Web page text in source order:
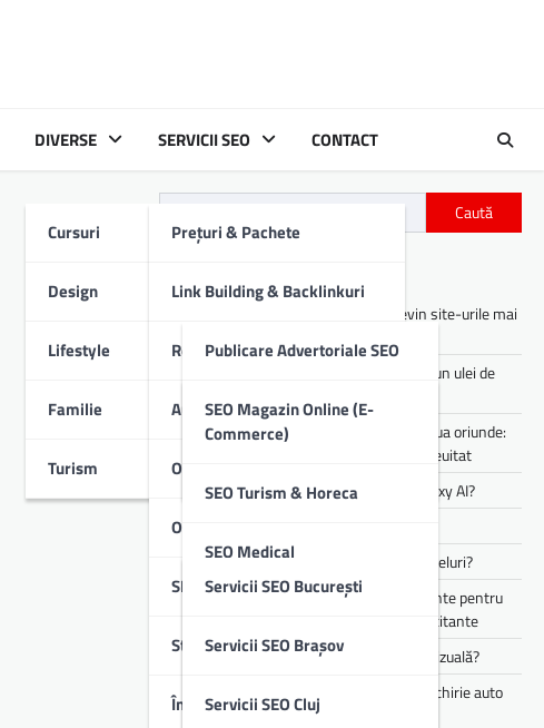
DIVERSE
Cursuri
Design
Lifestyle
Familie
Turism
SERVICII SEO
Prețuri & Pachete
Link Building & Backlinkuri
Redactare Conținut SEO
Publicare Advertoriale SEO
Comunicate De Presă
Audit SEO Tehnic
SEO Magazin Online (E-
Commerce)
SEO Turism & Horeca
SEO Medical
Optimizare SEO On-Page
Optimizare SEO Off-Page
SEO LocalServicii SEO București
Servicii SEO Brașov
Servicii SEO Cluj
Studii De Caz
Întrebări Frecvente (FAQ)
CONTACT
Caută
Asistenții digitali cu AI: cum devin site-urile mai
Cum îți afectează motorul mașinii un ulei de
Experiența de party pe care o poți lua oriunde:
sunet portabil pentru vibe-uri de neuitat
Cum lucrezi mai rapid folosind Galaxy AI?
Cum alegi căști pentru muncă și apeluri?
Te simți mereu obosit? Ce suplimente pentru
energie pot ajuta în perioadele solicitante
Cum îți transformă AI experiența vizuală?
Cele mai populare branduri pentru chirie auto
din flota Justrent